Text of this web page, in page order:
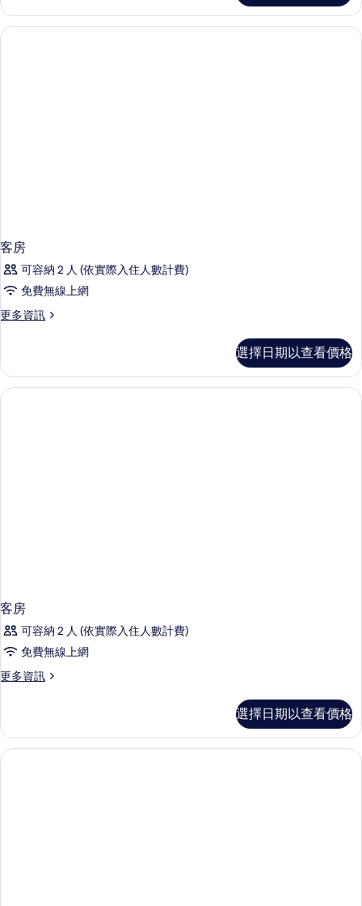
片
Deluxe
Twin
的
客房
可容納 2 人 (依實際入住人數計費)
免費無線上網
更多資訊
更
的
詳
情
選擇日期以查看價格
客房
可容納 2 人 (依實際入住人數計費)
免費無線上網
更多資訊
更
的
詳
情
選擇日期以查看價格